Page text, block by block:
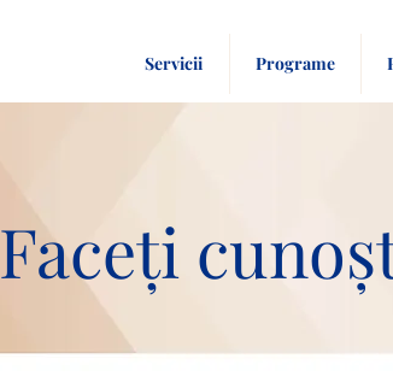
Servicii Programe
Faceți